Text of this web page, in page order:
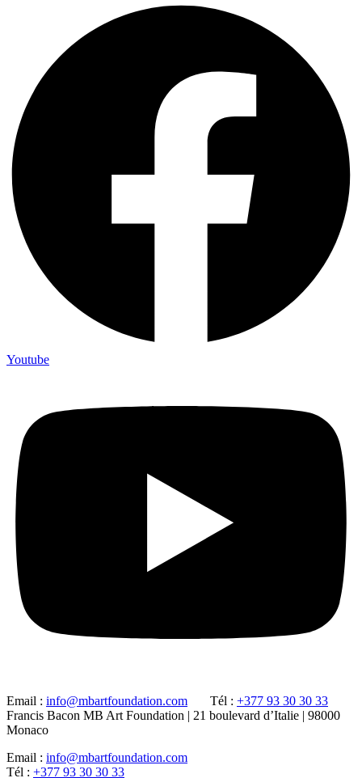
Youtube
Email : info@mbartfoundation.com Tél : +377 93 30 30 33
Francis Bacon MB Art Foundation | 21 boulevard d’Italie | 98000
Monaco
Email : info@mbartfoundation.com
Tél : +377 93 30 30 33